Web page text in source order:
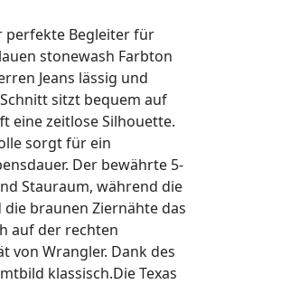
perfekte Begleiter für
stonewash Farbton
Jeans lässig und
sitzt bequem auf
eine zeitlose Silhouette.
sorgt für ein
Der bewährte 5-
Stauraum, während die
braunen Ziernähte das
auf der rechten
von Wrangler. Dank des
klassisch.Die Texas